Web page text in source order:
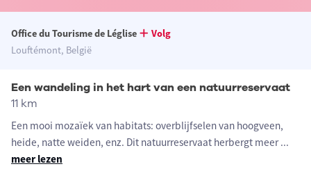
Office du Tourisme de Léglise
Volg
Louftémont, België
Een wandeling in het hart van een natuurreservaat
11 km
Een mooi mozaïek van habitats: overblijfselen van hoogveen,
heide, natte weiden, enz. Dit natuurreservaat herbergt meer...
meer lezen